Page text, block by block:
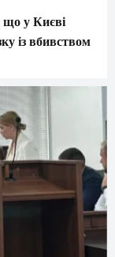
у Києві
із вбивством